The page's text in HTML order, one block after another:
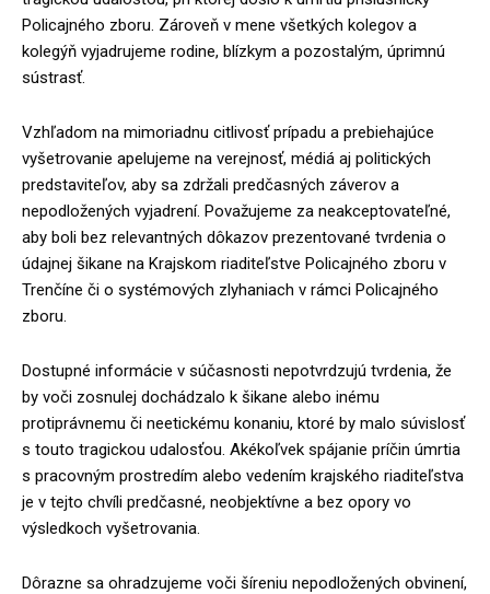
Policajného zboru. Zároveň v mene všetkých kolegov a
kolegýň vyjadrujeme rodine, blízkym a pozostalým, úprimnú
sústrasť.
Vzhľadom na mimoriadnu citlivosť prípadu a prebiehajúce
vyšetrovanie apelujeme na verejnosť, médiá aj politických
predstaviteľov, aby sa zdržali predčasných záverov a
nepodložených vyjadrení. Považujeme za neakceptovateľné,
aby boli bez relevantných dôkazov prezentované tvrdenia o
údajnej šikane na Krajskom riaditeľstve Policajného zboru v
Trenčíne či o systémových zlyhaniach v rámci Policajného
zboru.
Dostupné informácie v súčasnosti nepotvrdzujú tvrdenia, že
by voči zosnulej dochádzalo k šikane alebo inému
protiprávnemu či neetickému konaniu, ktoré by malo súvislosť
s touto tragickou udalosťou. Akékoľvek spájanie príčin úmrtia
s pracovným prostredím alebo vedením krajského riaditeľstva
je v tejto chvíli predčasné, neobjektívne a bez opory vo
výsledkoch vyšetrovania.
Dôrazne sa ohradzujeme voči šíreniu nepodložených obvinení,